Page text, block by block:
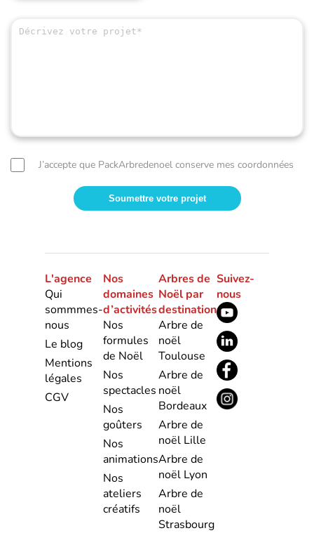
J’accepte que PackArbredenoel conserve mes coordonnées
L'agence
Qui
sommmes-
nous
Le blog
Mentions
légales
CGV
Nos
domaines
d’activités
Nos
formules
de Noël
Nos
spectacles
Nos
goûters
Nos
animations
Nos
ateliers
créatifs
Arbres de
Noël par
destination
Arbre de
noël
Toulouse
Arbre de
noël
Bordeaux
Arbre de
noël Lille
Arbre de
noël Lyon
Arbre de
noël
Strasbourg
Suivez-
nous